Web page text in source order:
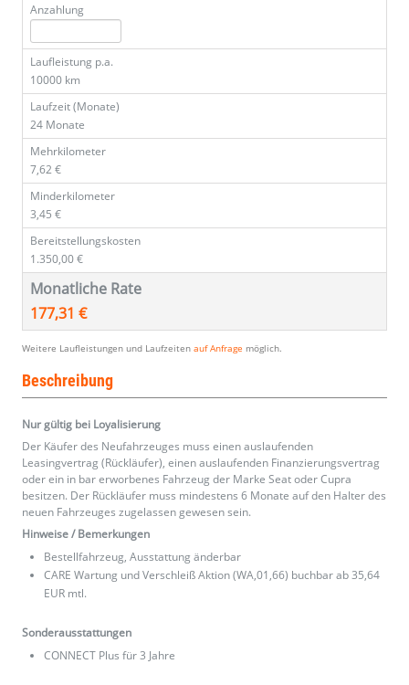
Anzahlung
Laufleistung p.a.
10000 km
Laufzeit (Monate)
24 Monate
Mehrkilometer
7,62 €
Minderkilometer
3,45 €
Bereitstellungskosten
1.350,00 €
Monatliche Rate
177,31 €
Weitere Laufleistungen und Laufzeiten auf Anfrage möglich.
Beschreibung
Nur gültig bei Loyalisierung
Der Käufer des Neufahrzeuges muss einen auslaufenden
Leasingvertrag (Rückläufer), einen auslaufenden Finanzierungsvertrag
oder ein in bar erworbenes Fahrzeug der Marke Seat oder Cupra
besitzen. Der Rückläufer muss mindestens 6 Monate auf den Halter des
neuen Fahrzeuges zugelassen gewesen sein.
Hinweise / Bemerkungen
Bestellfahrzeug, Ausstattung änderbar
CARE Wartung und Verschleiß Aktion (WA,01,66) buchbar ab 35,64
EUR mtl.
Sonderausstattungen
CONNECT Plus für 3 Jahre